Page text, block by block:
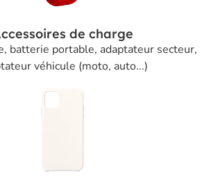
de charge
batterie portable, adaptateur secteur,
véhicule (moto, auto...)